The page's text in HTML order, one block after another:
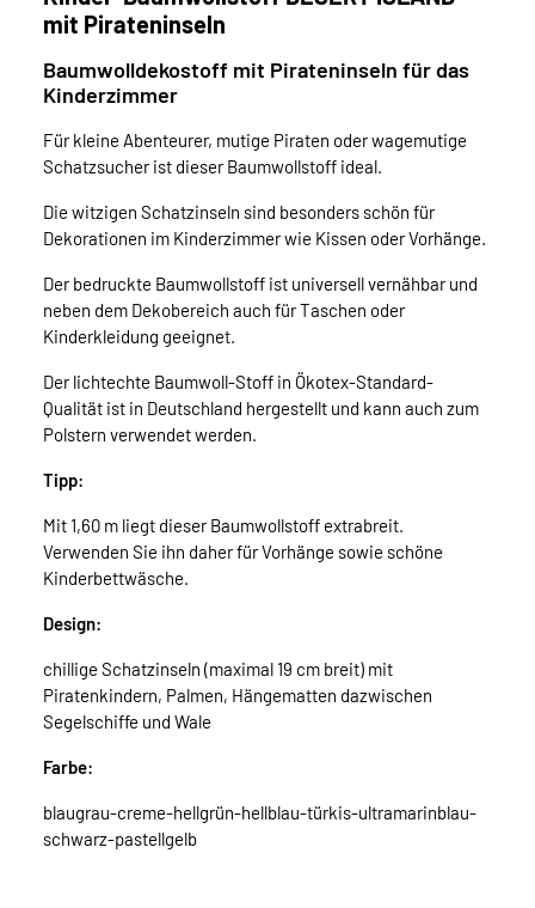
mit Pirateninseln
Baumwolldekostoff mit Pirateninseln für das
Kinderzimmer
Für kleine Abenteurer, mutige Piraten oder wagemutige
Schatzsucher ist dieser Baumwollstoff ideal.
Die witzigen Schatzinseln sind besonders schön für
Dekorationen im Kinderzimmer wie Kissen oder Vorhänge.
Der bedruckte Baumwollstoff ist universell vernähbar und
neben dem Dekobereich auch für Taschen oder
Kinderkleidung geeignet.
Der lichtechte Baumwoll-Stoff in Ökotex-Standard-
Qualität ist in Deutschland hergestellt und kann auch zum
Polstern verwendet werden.
Tipp:
Mit 1,60 m liegt dieser Baumwollstoff extrabreit.
Verwenden Sie ihn daher für Vorhänge sowie schöne
Kinderbettwäsche.
Design:
chillige Schatzinseln (maximal 19 cm breit) mit
Piratenkindern, Palmen, Hängematten dazwischen
Segelschiffe und Wale
Farbe:
blaugrau-creme-hellgrün-hellblau-türkis-ultramarinblau-
schwarz-pastellgelb